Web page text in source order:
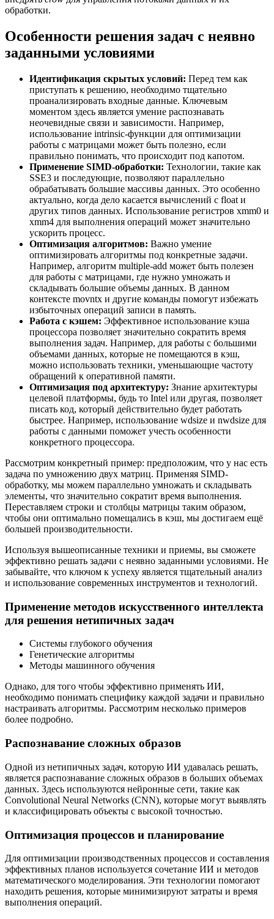
обработки.
Особенности решения задач с неявно
заданными условиями
Идентификация скрытых условий: Перед тем как
приступать к решению, необходимо тщательно
проанализировать входные данные. Ключевым
моментом здесь является умение распознавать
неочевидные связи и зависимости. Например,
использование intrinsic-функции для оптимизации
работы с матрицами может быть полезно, если
правильно понимать, что происходит под капотом.
Применение SIMD-обработки: Технологии, такие как
SSE3 и последующие, позволяют параллельно
обрабатывать большие массивы данных. Это особенно
актуально, когда дело касается вычислений с float и
других типов данных. Использование регистров xmm0 и
xmm4 для выполнения операций может значительно
ускорить процесс.
Оптимизация алгоритмов: Важно умение
оптимизировать алгоритмы под конкретные задачи.
Например, алгоритм multiple-add может быть полезен
для работы с матрицами, где нужно умножать и
складывать большие объемы данных. В данном
контексте movntx и другие команды помогут избежать
избыточных операций записи в память.
Работа с кэшем: Эффективное использование кэша
процессора позволяет значительно сократить время
выполнения задач. Например, для работы с большими
объемами данных, которые не помещаются в кэш,
можно использовать техники, уменьшающие частоту
обращений к оперативной памяти.
Оптимизация под архитектуру: Знание архитектуры
целевой платформы, будь то Intel или другая, позволяет
писать код, который действительно будет работать
быстрее. Например, использование wdsize и nwdsize для
работы с данными поможет учесть особенности
конкретного процессора.
Рассмотрим конкретный пример: предположим, что у нас есть
задача по умножению двух матриц. Применяя SIMD-
обработку, мы можем параллельно умножать и складывать
элементы, что значительно сократит время выполнения.
Переставляем строки и столбцы матрицы таким образом,
чтобы они оптимально помещались в кэш, мы достигаем ещё
большей производительности.
Используя вышеописанные техники и приемы, вы сможете
эффективно решать задачи с неявно заданными условиями. Не
забывайте, что ключом к успеху является тщательный анализ
и использование современных инструментов и технологий.
Применение методов искусственного интеллекта
для решения нетипичных задач
Системы глубокого обучения
Генетические алгоритмы
Методы машинного обучения
Однако, для того чтобы эффективно применять ИИ,
необходимо понимать специфику каждой задачи и правильно
настраивать алгоритмы. Рассмотрим несколько примеров
более подробно.
Распознавание сложных образов
Одной из нетипичных задач, которую ИИ удавалась решать,
является распознавание сложных образов в больших объемах
данных. Здесь используются нейронные сети, такие как
Convolutional Neural Networks (CNN), которые могут выявлять
и классифицировать объекты с высокой точностью.
Оптимизация процессов и планирование
Для оптимизации производственных процессов и составления
эффективных планов используется сочетание ИИ и методов
математического моделирования. Эти технологии помогают
находить решения, которые минимизируют затраты и время
выполнения операций.